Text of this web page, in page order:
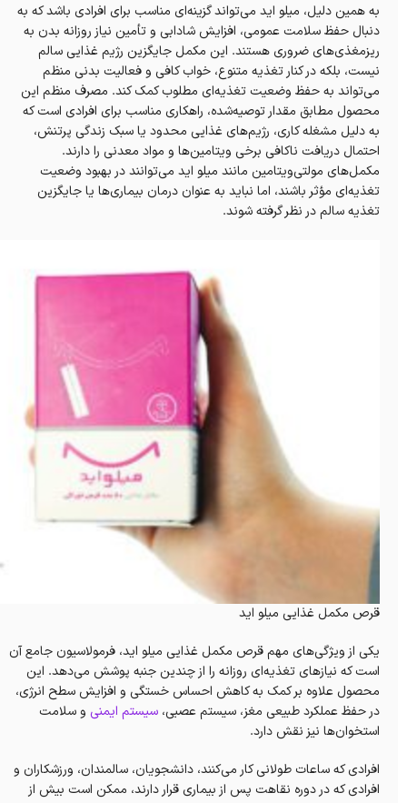
به همین دلیل، میلو اید می‌تواند گزینه‌ای مناسب برای افرادی باشد که به
دنبال حفظ سلامت عمومی، افزایش شادابی و تأمین نیاز روزانه بدن به
ریزمغذی‌های ضروری هستند. این مکمل جایگزین رژیم غذایی سالم
نیست، بلکه در کنار تغذیه متنوع، خواب کافی و فعالیت بدنی منظم
می‌تواند به حفظ وضعیت تغذیه‌ای مطلوب کمک کند. مصرف منظم این
محصول مطابق مقدار توصیه‌شده، راهکاری مناسب برای افرادی است که
به دلیل مشغله کاری، رژیم‌های غذایی محدود یا سبک زندگی پرتنش،
احتمال دریافت ناکافی برخی ویتامین‌ها و مواد معدنی را دارند.
مکمل‌های مولتی‌ویتامین مانند میلو اید می‌توانند در بهبود وضعیت
تغذیه‌ای مؤثر باشند، اما نباید به عنوان درمان بیماری‌ها یا جایگزین
تغذیه سالم در نظر گرفته شوند.
قرص مکمل غذایی میلو اید
یکی از ویژگی‌های مهم قرص مکمل غذایی میلو اید، فرمولاسیون جامع آن
است که نیازهای تغذیه‌ای روزانه را از چندین جنبه پوشش می‌دهد. این
محصول علاوه بر کمک به کاهش احساس خستگی و افزایش سطح انرژی،
در حفظ عملکرد طبیعی مغز، سیستم عصبی، سیستم ایمنی و سلامت
استخوان‌ها نیز نقش دارد.
افرادی که ساعات طولانی کار می‌کنند، دانشجویان، سالمندان، ورزشکاران و
افرادی که در دوره نقاهت پس از بیماری قرار دارند، ممکن است بیش از